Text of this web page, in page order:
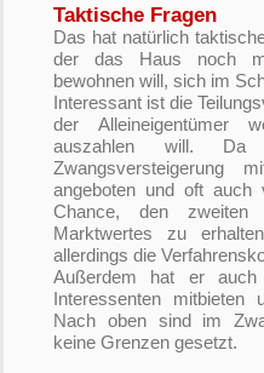
Taktische Fragen
Das hat natürlich
der das Haus noch
bewohnen will, sich im
Interessant ist die
der Alleineigentümer
auszahlen will.
Zwangsversteigerung
angeboten und oft auch
Chance, den
Marktwertes zu
allerdings die
Außerdem hat er
Interessenten mitbieten
Nach oben sind im
keine Grenzen gesetzt.